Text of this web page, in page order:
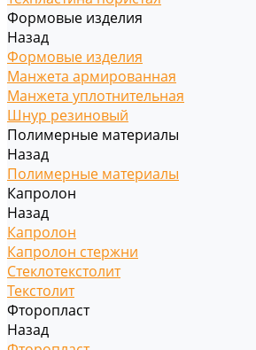
Формовые изделия
Назад
Формовые изделия
Манжета армированная
Манжета уплотнительная
Шнур резиновый
Полимерные материалы
Назад
Полимерные материалы
Капролон
Назад
Капролон
Капролон стержни
Стеклотекстолит
Текстолит
Фторопласт
Назад